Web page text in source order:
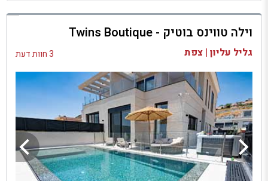
למתחם זה
בדיקת זמינות ומחירים
וילה טווינס בוטיק - Twins Boutique
גליל עליון | צפת 3 חוות דעת